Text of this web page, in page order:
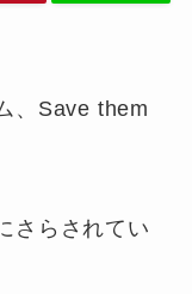
、Save them
さらされてい